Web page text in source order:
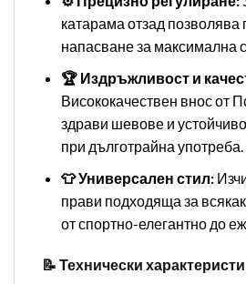
катарама отзад позволява
напасване за максимална
🏆 Издръжливост и
Висококачествен внос от
здрави шевове и
при дълготрайна употреба.
👕 Универсален стил:
прави подходяща за
от спортно-елегантно до
📝 Технически